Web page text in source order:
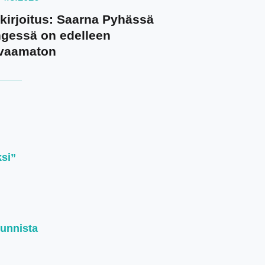
Saarna Pyhässä
on edelleen